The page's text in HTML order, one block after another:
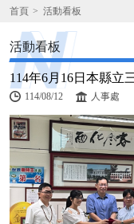
首頁 活動看板
活動看板
114年6月16日本縣立
114/08/12 人事處